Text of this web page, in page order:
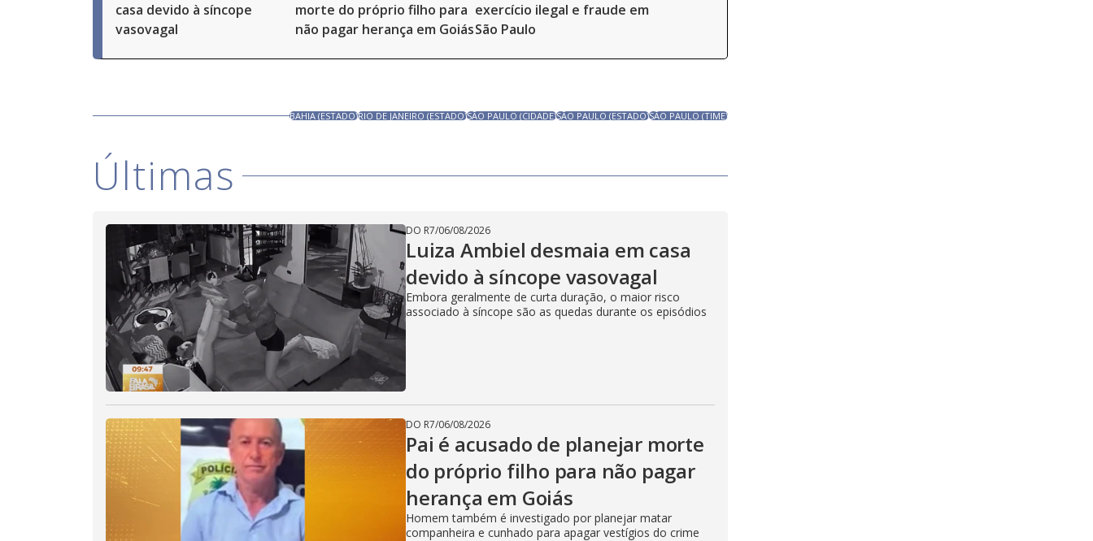
casa devido à síncope
vasovagal
morte do próprio filho para
não pagar herança em Goiás
exercício ilegal e fraude em
São Paulo
BAHIA (ESTADO)RIO DE JANEIRO (ESTADO)SÃO PAULO (CIDADE)SÃO PAULO (ESTADO)SÃO PAULO (TIME)
Últimas
DO R7/06/08/2026
Luiza Ambiel desmaia em casa
devido à síncope vasovagal
Embora geralmente de curta duração, o maior risco
associado à síncope são as quedas durante os episódios
DO R7/06/08/2026
Pai é acusado de planejar morte
do próprio filho para não pagar
herança em Goiás
Homem também é investigado por planejar matar
companheira e cunhado para apagar vestígios do crime